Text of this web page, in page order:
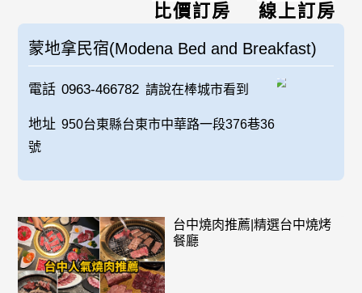
線上訂房
比價訂房
蒙地拿民宿(Modena Bed and Breakfast)
電話 0963-466782 請說在棒城市看到
地址 950台東縣台東市中華路一段376巷36
號
台中燒肉推薦|精選台中燒烤
餐廳